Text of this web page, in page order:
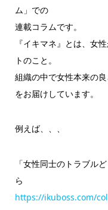
ム 」での
連載コラムです。
『イキマネ』とは、女
トのこと。
組織の中で女性本来の
をお届けしています。
例えば、、、
「女性同士のトラブル
ら
https://ikuboss.com/